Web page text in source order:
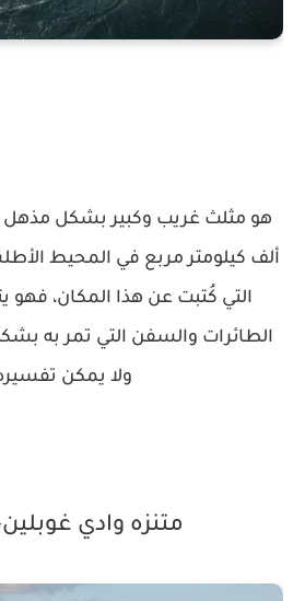
ألف كيلومتر مربع في المحيط
التي كُتبت عن هذا المكان، فهو
الطائرات والسفن التي تمر به
ولا يمكن
متنزه وادي